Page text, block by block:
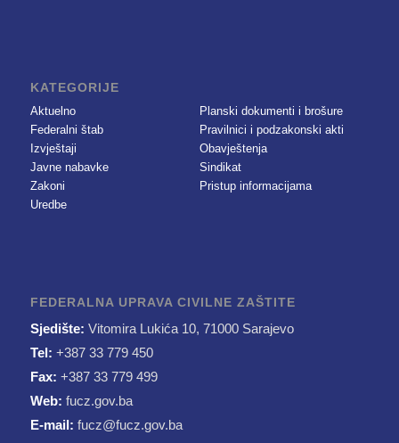
KATEGORIJE
Aktuelno
Federalni štab
Izvještaji
Javne nabavke
Zakoni
Uredbe
Planski dokumenti i brošure
Pravilnici i podzakonski akti
Obavještenja
Sindikat
Pristup informacijama
FEDERALNA UPRAVA CIVILNE ZAŠTITE
Sjedište: Vitomira Lukića 10, 71000 Sarajevo
Tel: +387 33 779 450
Fax: +387 33 779 499
Web: fucz.gov.ba
E-mail: fucz@fucz.gov.ba